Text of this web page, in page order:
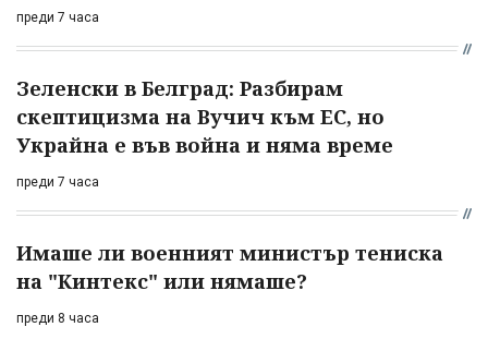
преди 7 часа
Зеленски в Белград: Разбирам
скептицизма на Вучич към ЕС, но
Украйна е във война и няма време
преди 7 часа
Имаше ли военният министър тениска
на "Кинтекс" или нямаше?
преди 8 часа